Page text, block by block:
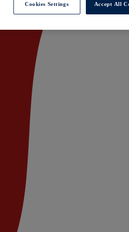
Cookies Settings Accept All